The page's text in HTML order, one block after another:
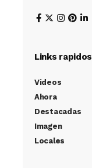
Links rapidos
Videos
Ahora
Destacadas
Imagen
Locales